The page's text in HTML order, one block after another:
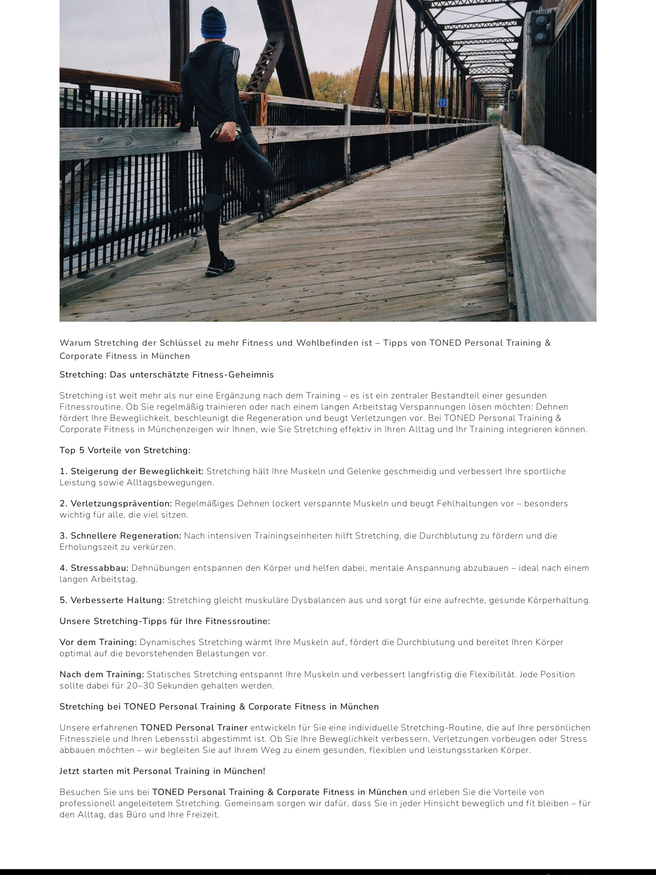
Warum Stretching der Schlüssel zu mehr Fitness und Wohlbefinden ist – Tipps von TONED Personal Training &
Corporate Fitness in München
Stretching: Das unterschätzte Fitness-Geheimnis
Stretching ist weit mehr als nur eine Ergänzung nach dem Training – es ist ein zentraler Bestandteil einer gesunden
Fitnessroutine. Ob Sie regelmäßig trainieren oder nach einem langen Arbeitstag Verspannungen lösen möchten: Dehnen
fördert Ihre Beweglichkeit, beschleunigt die Regeneration und beugt Verletzungen vor. Bei TONED Personal Training &
Corporate Fitness in Münchenzeigen wir Ihnen, wie Sie Stretching effektiv in Ihren Alltag und Ihr Training integrieren können.
Top 5 Vorteile von Stretching:
1. Steigerung der Beweglichkeit: Stretching hält Ihre Muskeln und Gelenke geschmeidig und verbessert Ihre sportliche
Leistung sowie Alltagsbewegungen.
2. Verletzungsprävention: Regelmäßiges Dehnen lockert verspannte Muskeln und beugt Fehlhaltungen vor – besonders
wichtig für alle, die viel sitzen.
3. Schnellere Regeneration: Nach intensiven Trainingseinheiten hilft Stretching, die Durchblutung zu fördern und die
Erholungszeit zu verkürzen.
4. Stressabbau: Dehnübungen entspannen den Körper und helfen dabei, mentale Anspannung abzubauen – ideal nach einem
langen Arbeitstag.
5. Verbesserte Haltung: Stretching gleicht muskuläre Dysbalancen aus und sorgt für eine aufrechte, gesunde Körperhaltung.
Unsere Stretching-Tipps für Ihre Fitnessroutine:
Vor dem Training: Dynamisches Stretching wärmt Ihre Muskeln auf, fördert die Durchblutung und bereitet Ihren Körper
optimal auf die bevorstehenden Belastungen vor.
Nach dem Training: Statisches Stretching entspannt Ihre Muskeln und verbessert langfristig die Flexibilität. Jede Position
sollte dabei für 20–30 Sekunden gehalten werden.
Stretching bei TONED Personal Training & Corporate Fitness in München
Unsere erfahrenen TONED Personal Trainer entwickeln für Sie eine individuelle Stretching-Routine, die auf Ihre persönlichen
Fitnessziele und Ihren Lebensstil abgestimmt ist. Ob Sie Ihre Beweglichkeit verbessern, Verletzungen vorbeugen oder Stress
abbauen möchten – wir begleiten Sie auf Ihrem Weg zu einem gesunden, flexiblen und leistungsstarken Körper.
Jetzt starten mit Personal Training in München!
Besuchen Sie uns bei TONED Personal Training & Corporate Fitness in München und erleben Sie die Vorteile von
professionell angeleitetem Stretching. Gemeinsam sorgen wir dafür, dass Sie in jeder Hinsicht beweglich und fit bleiben – für
den Alltag, das Büro und Ihre Freizeit.